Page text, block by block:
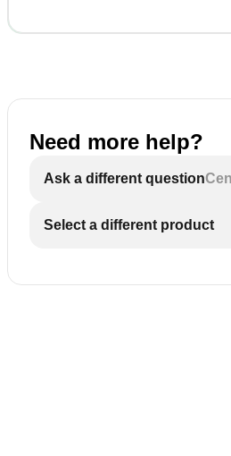
Need more help?
Ask a different question
Select a different product